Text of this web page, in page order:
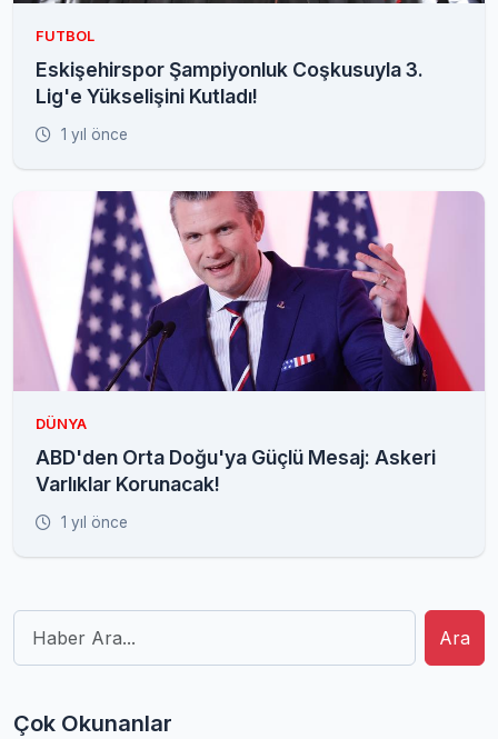
FUTBOL
Eskişehirspor Şampiyonluk Coşkusuyla 3.
Lig'e Yükselişini Kutladı!
1 yıl önce
DÜNYA
ABD'den Orta Doğu'ya Güçlü Mesaj: Askeri
Varlıklar Korunacak!
1 yıl önce
Ara
Çok Okunanlar